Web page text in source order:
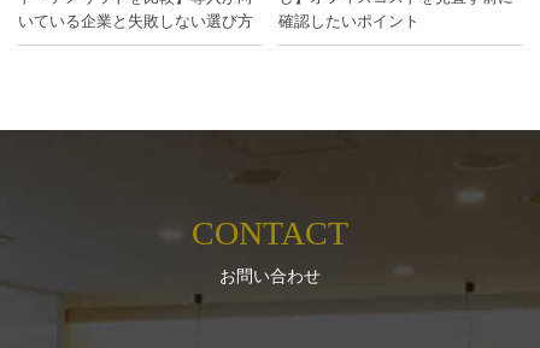
いている企業と失敗しない選び方
確認したいポイント
CONTACT
お問い合わせ